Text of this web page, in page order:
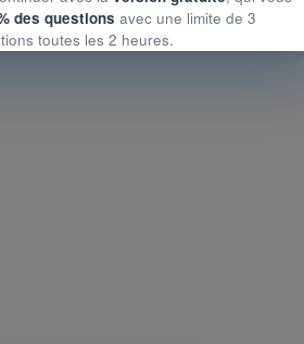
des questions avec une limite de 3
toutes les 2 heures.